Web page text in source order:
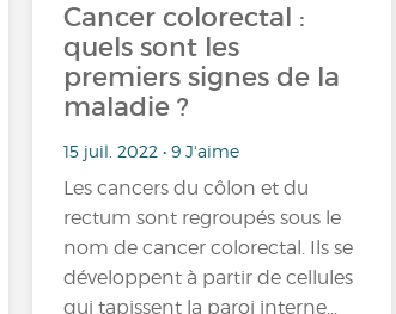
Cancer colorectal :
quels sont les
premiers signes de la
maladie ?
15 juil. 2022 • 9 J'aime
Les cancers du côlon et du
rectum sont regroupés sous le
nom de cancer colorectal. Ils se
développent à partir de cellules
qui tapissent la paroi interne…